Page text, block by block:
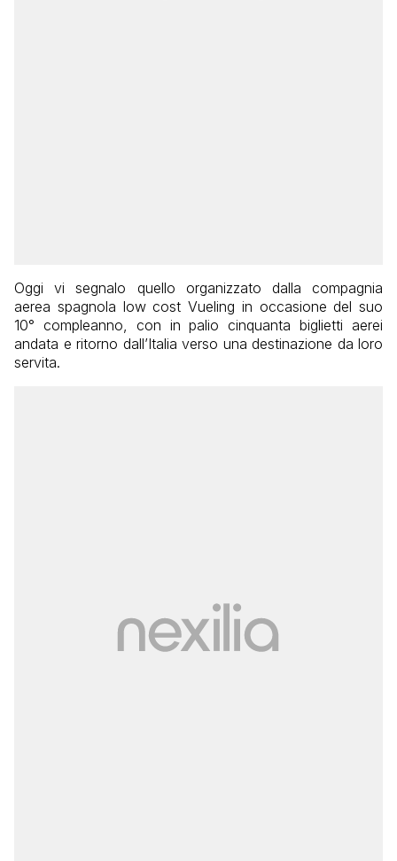
Oggi vi segnalo quello organizzato dalla compagnia
aerea spagnola low cost Vueling in occasione del suo
10° compleanno, con in palio cinquanta biglietti aerei
andata e ritorno dall’Italia verso una destinazione da loro
servita.